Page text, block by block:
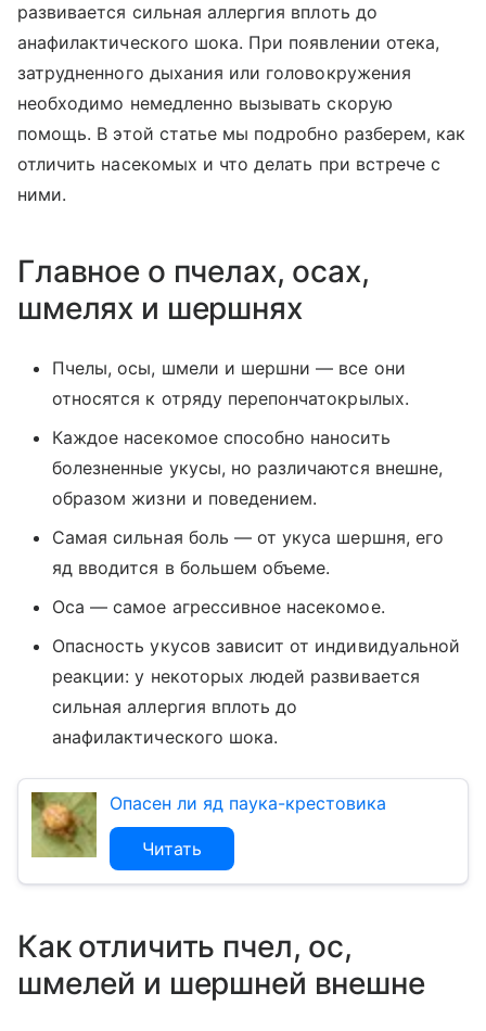
развивается сильная аллергия вплоть до
анафилактического шока. При появлении отека,
затрудненного дыхания или головокружения
необходимо немедленно вызывать скорую
помощь. В этой статье мы подробно разберем, как
отличить насекомых и что делать при встрече с
ними.
Главное о пчелах, осах,
шмелях и шершнях
Пчелы, осы, шмели и шершни — все они
относятся к отряду перепончатокрылых.
Каждое насекомое способно наносить
болезненные укусы, но различаются внешне,
образом жизни и поведением.
Самая сильная боль — от укуса шершня, его
яд вводится в большем объеме.
Оса — самое агрессивное насекомое.
Опасность укусов зависит от индивидуальной
реакции: у некоторых людей развивается
сильная аллергия вплоть до
анафилактического шока.
Опасен ли яд паука-крестовика
Читать
Как отличить пчел, ос,
шмелей и шершней внешне